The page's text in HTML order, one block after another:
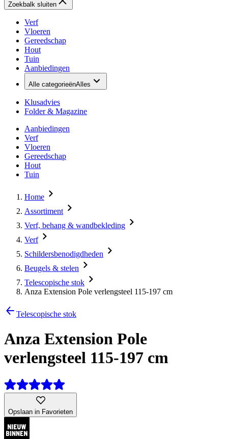
Zoekbalk sluiten
Verf
Vloeren
Gereedschap
Hout
Tuin
Aanbiedingen
Alle categorieënAlles
Klusadvies
Folder & Magazine
Aanbiedingen
Verf
Vloeren
Gereedschap
Hout
Tuin
Home
Assortiment
Verf, behang & wandbekleding
Verf
Schildersbenodigdheden
Beugels & stelen
Telescopische stok
Anza Extension Pole verlengsteel 115-197 cm
Telescopische stok
Anza Extension Pole
verlengsteel 115-197 cm
Opslaan in Favorieten